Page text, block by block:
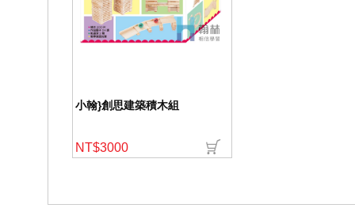
小翰}創思建築積木組
NT$3000